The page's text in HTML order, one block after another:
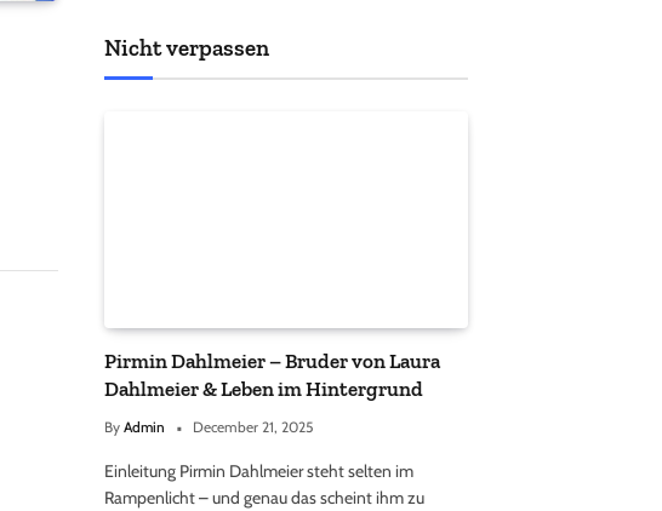
Nicht verpassen
Pirmin Dahlmeier – Bruder von Laura
Dahlmeier & Leben im Hintergrund
By Admin December 21, 2025
Einleitung Pirmin Dahlmeier steht selten im
Rampenlicht – und genau das scheint ihm zu